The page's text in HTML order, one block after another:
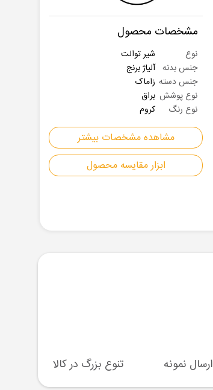
مشخصات محصول
نوع
شیر توالت
جنس بدنه آلیاژ برنج
جنس دسته زاماک
نوع پوشش براق
نوع رنگ
کروم
مشاهده مشخصات بیشتر
ابزار مقایسه محصول
ارسال نمونه تنوع بزرگ در کالا